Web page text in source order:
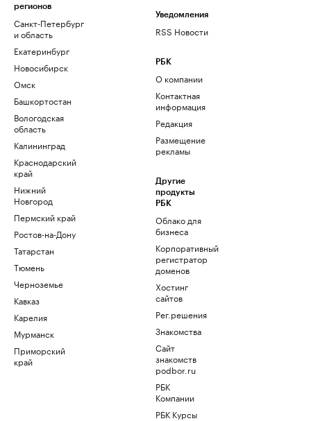
регионов
Санкт-Петербург
и область
Екатеринбург
Новосибирск
Омск
Башкортостан
Вологодская
область
Калининград
Краснодарский
край
Нижний
Новгород
Пермский край
Ростов-на-Дону
Татарстан
Тюмень
Черноземье
Кавказ
Карелия
Мурманск
Приморский
край
Уведомления
RSS Новости
РБК
О компании
Контактная
информация
Редакция
Размещение
рекламы
Другие
продукты
РБК
Облако для
бизнеса
Корпоративный
регистратор
доменов
Хостинг
сайтов
Рег.решения
Знакомства
Сайт
знакомств
podbor.ru
РБК
Компании
РБК Курсы